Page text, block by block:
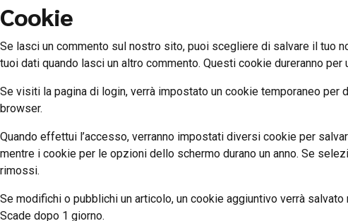
Cookie
Se lasci un commento sul nostro sito, puoi scegliere di salvare il tuo
tuoi dati quando lasci un altro commento. Questi cookie dureranno per
Se visiti la pagina di login, verrà impostato un cookie temporaneo
browser.
Quando effettui l’accesso, verranno impostati diversi cookie per
mentre i cookie per le opzioni dello schermo durano un anno. Se
rimossi.
Se modifichi o pubblichi un articolo, un cookie aggiuntivo verrà
Scade dopo 1 giorno.